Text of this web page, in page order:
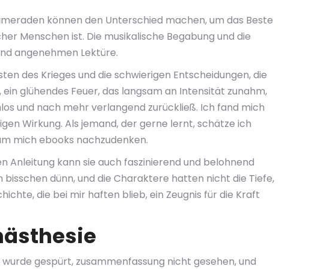
können den Unterschied machen, um das Beste
Menschen ist. Die musikalische Begabung und die
angenehmen Lektüre.
des Krieges und die schwierigen Entscheidungen, die
glühendes Feuer, das langsam an Intensität zunahm,
und nach mehr verlangend zurückließ. Ich fand mich
Wirkung. Als jemand, der gerne lernt, schätze ich
mich ebooks nachzudenken.
kann sie auch faszinierend und belohnend
dünn, und die Charaktere hatten nicht die Tiefe,
die bei mir haften blieb, ein Zeugnis für die Kraft
gespürt, zusammenfassung nicht gesehen, und